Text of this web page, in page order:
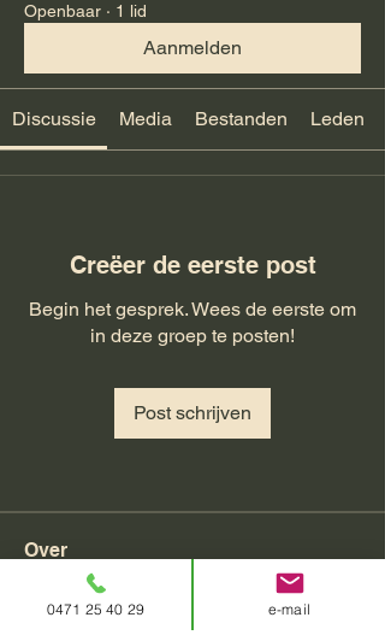
Openbaar · 1 lid
Aanmelden
Discussie Media Bestanden Leden
Creëer de eerste post
Begin het gesprek. Wees de eerste om
in deze groep te posten!
Post schrijven
Over
Welcome to the group! You can connect
with other members, ge
0471 25 40 29 e-mail